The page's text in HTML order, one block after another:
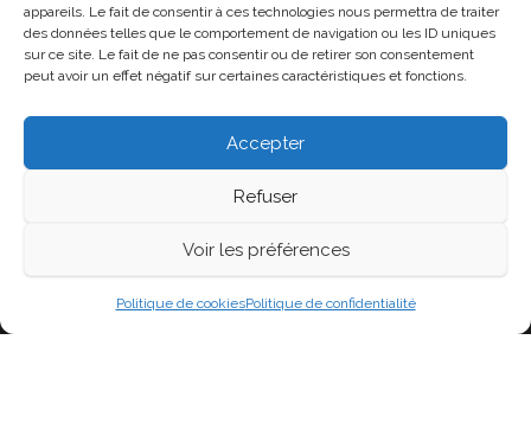
appareils. Le fait de consentir à ces technologies nous permettra de traiter
des données telles que le comportement de navigation ou les ID uniques
sur ce site. Le fait de ne pas consentir ou de retirer son consentement
peut avoir un effet négatif sur certaines caractéristiques et fonctions.
Accepter
Refuser
Voir les préférences
Politique de cookiesPolitique de confidentialité
Connexion
Flux des publications
Flux des commentaires
Fièrement propulsé parWordPress
Blog